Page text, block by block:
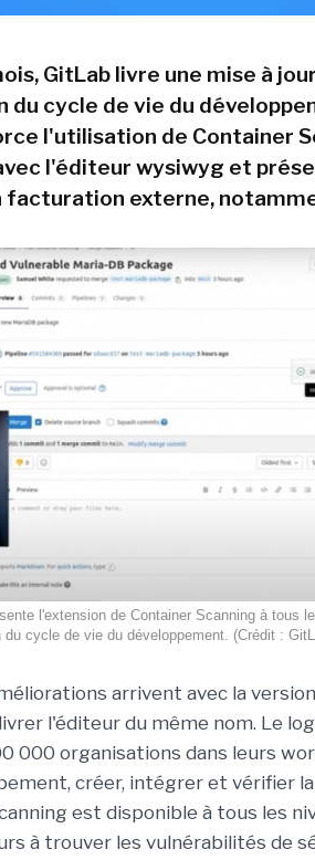
GitLab livre une mise à
du cycle de vie du
l'utilisation de Container
l'éditeur wysiwyg et
facturation externe,
l'extension de Container Scanning à tous
du cycle de vie du développement. (Crédit :
arrivent avec la
l'éditeur du même nom. Le
000 organisations dans leurs
créer, intégrer et vérifier
est disponible à tous les
à trouver les vulnérabilités de